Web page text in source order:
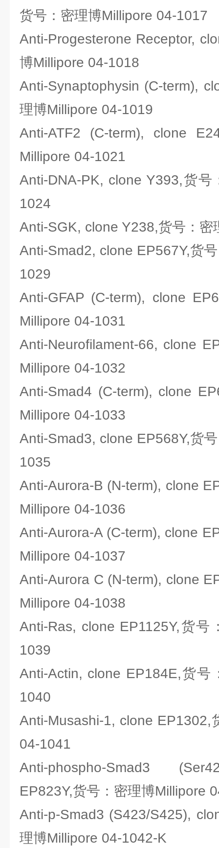
货号：密理博Millipore 04-1017
Anti-Progesterone Receptor,
博Millipore 04-1018
Anti-Synaptophysin (C-term),
理博Millipore 04-1019
Anti-ATF2 (C-term), clone
Millipore 04-1021
Anti-DNA-PK, clone Y393,货
1024
Anti-SGK, clone Y238,货号：密
Anti-Smad2, clone EP567Y,货
1029
Anti-GFAP (C-term), clone
Millipore 04-1031
Anti-Neurofilament-66, clone
Millipore 04-1032
Anti-Smad4 (C-term), clone
Millipore 04-1033
Anti-Smad3, clone EP568Y,货
1035
Anti-Aurora-B (N-term), clone
Millipore 04-1036
Anti-Aurora-A (C-term), clone
Millipore 04-1037
Anti-Aurora C (N-term), clone
Millipore 04-1038
Anti-Ras, clone EP1125Y,货号
1039
Anti-Actin, clone EP184E,货号
1040
Anti-Musashi-1, clone EP1302,
04-1041
Anti-phospho-Smad3
EP823Y,货号：密理博Millipore
Anti-p-Smad3 (S423/S425),
理博Millipore 04-1042-K